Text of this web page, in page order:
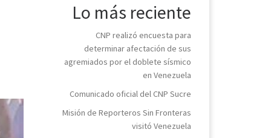
Lo más reciente
CNP realizó encuesta para
determinar afectación de sus
agremiados por el doblete sísmico
en Venezuela
Comunicado oficial del CNP Sucre
Misión de Reporteros Sin Fronteras
visitó Venezuela